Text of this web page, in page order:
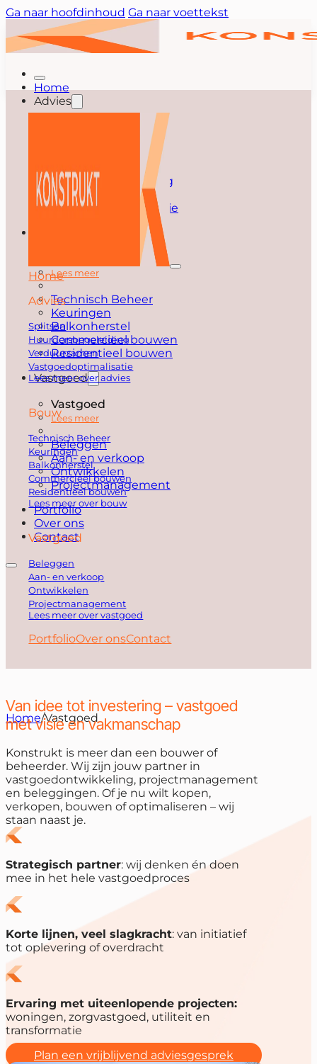
Ga naar hoofdinhoud Ga naar voettekst
Home
Advies
Splitsen
Huurdersbegeleiding
Verduurzamen
Vastgoedoptimalisatie
Lees meer
Technisch Beheer
Keuringen
Balkonherstel
Commercieel bouwen
Residentieel bouwen
Vastgoed
Vastgoed
Lees meer
Beleggen
Aan- en verkoop
Ontwikkelen
Projectmanagement
Portfolio
Over ons
Contact
Home
Advies
Splitsen
Huurdersbegeleiding
Verduurzamen
Vastgoedoptimalisatie
Lees meer over advies
Bouw
Technisch Beheer
Keuringen
Balkonherstel
Commercieel bouwen
Residentieel bouwen
Lees meer over bouw
Vastgoed
Beleggen
Aan- en verkoop
Ontwikkelen
Projectmanagement
Lees meer over vastgoed
PortfolioOver onsContact
Home/Vastgoed
Van idee tot investering – vastgoed
met visie en vakmanschap
Konstrukt is meer dan een bouwer of
beheerder. Wij zijn jouw partner in
vastgoedontwikkeling, projectmanagement
en beleggingen. Of je nu wilt kopen,
verkopen, bouwen of optimaliseren – wij
staan naast je.
Strategisch partner: wij denken én doen
mee in het hele vastgoedproces
Korte lijnen, veel slagkracht: van initiatief
tot oplevering of overdracht
Ervaring met uiteenlopende projecten:
woningen, zorgvastgoed, utiliteit en
transformatie
Plan een vrijblijvend adviesgesprek